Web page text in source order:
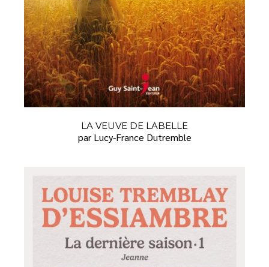
LA VEUVE DE LABELLE
par Lucy-France Dutremble